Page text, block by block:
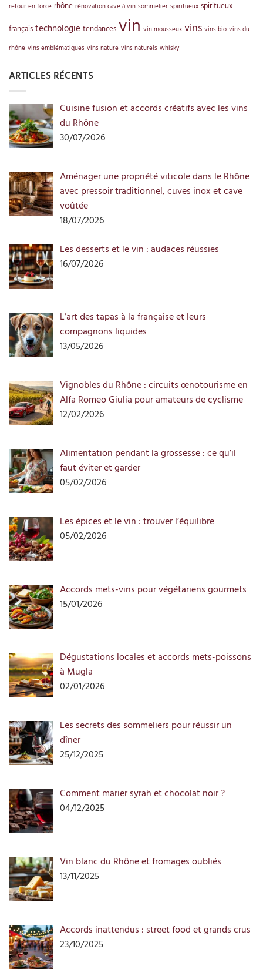
retour en force rhône rénovation cave à vin sommelier spiritueux spiritueux
français technologie tendances vin vin mousseux vins vins bio vins du
rhône vins emblématiques vins nature vins naturels whisky
ARTICLES RÉCENTS
Cuisine fusion et accords créatifs avec les vins
du Rhône
30/07/2026
Aménager une propriété viticole dans le Rhône
avec pressoir traditionnel, cuves inox et cave
voûtée
18/07/2026
Les desserts et le vin : audaces réussies
16/07/2026
L’art des tapas à la française et leurs
compagnons liquides
13/05/2026
Vignobles du Rhône : circuits œnotourisme en
Alfa Romeo Giulia pour amateurs de cyclisme
12/02/2026
Alimentation pendant la grossesse : ce qu’il
faut éviter et garder
05/02/2026
Les épices et le vin : trouver l’équilibre
05/02/2026
Accords mets-vins pour végétariens gourmets
15/01/2026
Dégustations locales et accords mets-poissons
à Mugla
02/01/2026
Les secrets des sommeliers pour réussir un
dîner
25/12/2025
Comment marier syrah et chocolat noir ?
04/12/2025
Vin blanc du Rhône et fromages oubliés
13/11/2025
Accords inattendus : street food et grands crus
23/10/2025